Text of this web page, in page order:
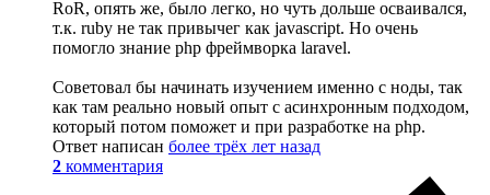
RoR, опять же, было легко, но чуть дольше осваивался,
т.к. ruby не так привычег как javascript. Но очень
помогло знание php фреймворка laravel.
Советовал бы начинать изучением именно с ноды, так
как там реально новый опыт с асинхронным подходом,
который потом поможет и при разработке на php.
Ответ написан более трёх лет назад
2 комментария